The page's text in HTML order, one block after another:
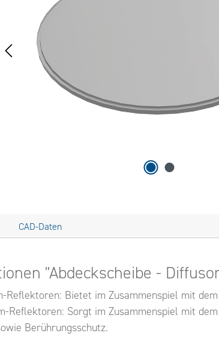
CAD-Daten
"Abdeckscheibe -
Reflektoren: Bietet im Zusammenspiel mit
Reflektoren: Sorgt im Zusammenspiel mit
Berührungsschutz.